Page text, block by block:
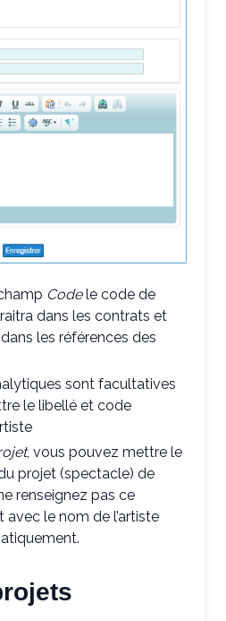
Codele code de
dans les contrats et
les références des
sont facultatives
le libellé et code
, vous pouvez mettre le
projet (spectacle) de
renseignez pas ce
avec le nom de l’artiste